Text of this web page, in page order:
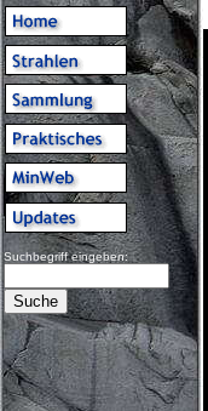
Suchbegriff eingeben: